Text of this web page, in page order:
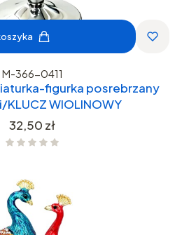
M-366-0411
figurka posrebrzany
WIOLINOWY
Cena
32,50 zł